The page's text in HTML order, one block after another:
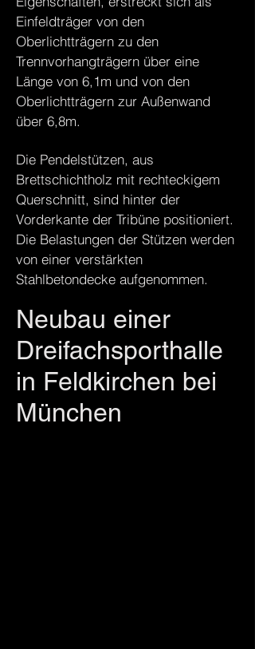
Einfeldträger von den
Oberlichtträgern zu den
Trennvorhangträgern über eine
Länge von 6,1m und von den
Oberlichtträgern zur Außenwand
über 6,8m.
Die Pendelstützen, aus
Brettschichtholz mit rechteckigem
Querschnitt, sind hinter der
Vorderkante der Tribüne positioniert.
Die Belastungen der Stützen werden
von einer verstärkten
Stahlbetondecke aufgenommen.
Neubau einer
Dreifachsporthalle
in Feldkirchen bei
München